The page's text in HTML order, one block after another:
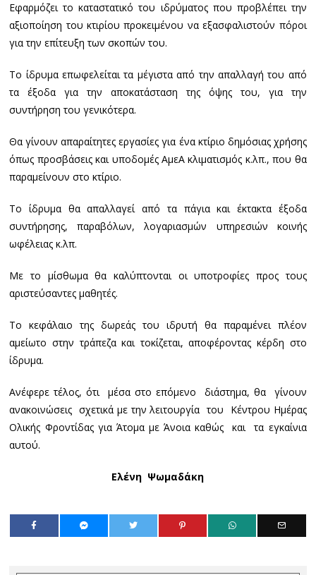
Εφαρμόζει το καταστατικό του ιδρύματος που προβλέπει την
αξιοποίηση του κτιρίου προκειμένου να εξασφαλιστούν πόροι
για την επίτευξη των σκοπών του.
Το ίδρυμα επωφελείται τα μέγιστα από την απαλλαγή του από
τα έξοδα για την αποκατάσταση της όψης του, για την
συντήρηση του γενικότερα.
Θα γίνουν απαραίτητες εργασίες για ένα κτίριο δημόσιας χρήσης
όπως προσβάσεις και υποδομές ΑμεΑ κλιματισμός κ.λπ., που θα
παραμείνουν στο κτίριο.
Το ίδρυμα θα απαλλαγεί από τα πάγια και έκτακτα έξοδα
συντήρησης, παραβόλων, λογαριασμών υπηρεσιών κοινής
ωφέλειας κ.λπ.
Με το μίσθωμα θα καλύπτονται οι υποτροφίες προς τους
αριστεύσαντες μαθητές.
Το κεφάλαιο της δωρεάς του ιδρυτή θα παραμένει πλέον
αμείωτο στην τράπεζα και τοκίζεται, αποφέροντας κέρδη στο
ίδρυμα.
Ανέφερε τέλος, ότι μέσα στο επόμενο διάστημα, θα γίνουν
ανακοινώσεις σχετικά με την λειτουργία του Κέντρου Ημέρας
Ολικής Φροντίδας για Άτομα με Άνοια καθώς και τα εγκαίνια
αυτού.
Ελένη Ψωμαδάκη